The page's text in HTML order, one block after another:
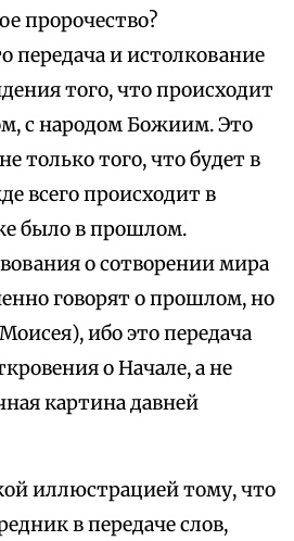
пророчество?
передача и истолкование
того, что происходит
с народом Божиим. Это
только того, что будет в
всего происходит в
было в прошлом.
о сотворении мира
говорят о прошлом, но
ибо это передача
о Начале, а не
картина давней
иллюстрацией тому, что
в передаче слов,